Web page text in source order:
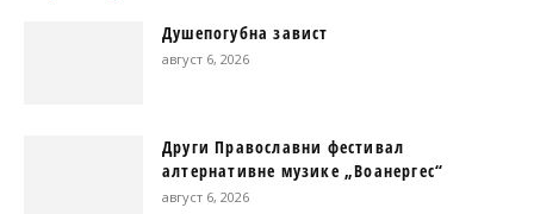
Душепогубна завист
август 6, 2026
Други Православни фестивал
алтернативне музике „Воанергес“
август 6, 2026